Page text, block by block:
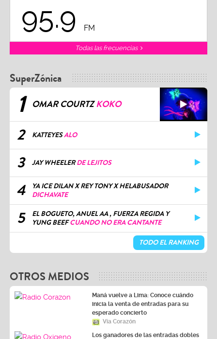
95.9 FM
Todas las frecuencias
SuperZónica
1 OMAR COURTZKOKO
2 KATTEYESALO
3 JAY WHEELERDE LEJITOS
4
YA ICE DILAN X REY TONY X HELABUSADOR
DICHAVATE
5
EL BOGUETO, ANUEL AA , FUERZA REGIDA Y
YUNG BEEFCUANDO NO ERA CANTANTE
TODO EL RANKING
OTROS MEDIOS
Maná vuelve a Lima: Conoce cuándo
inicia la venta de entradas para su
esperado concierto
Vía Corazón
Los ganadores de las entradas dobles